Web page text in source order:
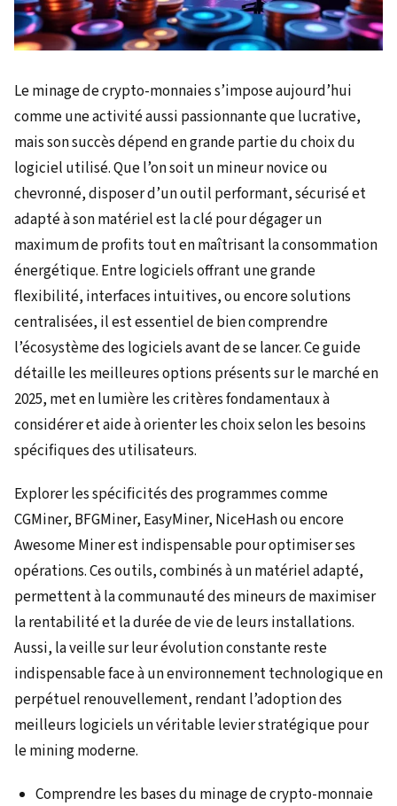
Le minage de crypto-monnaies s’impose aujourd’hui
comme une activité aussi passionnante que lucrative,
mais son succès dépend en grande partie du choix du
logiciel utilisé. Que l’on soit un mineur novice ou
chevronné, disposer d’un outil performant, sécurisé et
adapté à son matériel est la clé pour dégager un
maximum de profits tout en maîtrisant la consommation
énergétique. Entre logiciels offrant une grande
flexibilité, interfaces intuitives, ou encore solutions
centralisées, il est essentiel de bien comprendre
l’écosystème des logiciels avant de se lancer. Ce guide
détaille les meilleures options présents sur le marché en
2025, met en lumière les critères fondamentaux à
considérer et aide à orienter les choix selon les besoins
spécifiques des utilisateurs.
Explorer les spécificités des programmes comme
CGMiner, BFGMiner, EasyMiner, NiceHash ou encore
Awesome Miner est indispensable pour optimiser ses
opérations. Ces outils, combinés à un matériel adapté,
permettent à la communauté des mineurs de maximiser
la rentabilité et la durée de vie de leurs installations.
Aussi, la veille sur leur évolution constante reste
indispensable face à un environnement technologique en
perpétuel renouvellement, rendant l’adoption des
meilleurs logiciels un véritable levier stratégique pour
le mining moderne.
Comprendre les bases du minage de crypto-monnaie